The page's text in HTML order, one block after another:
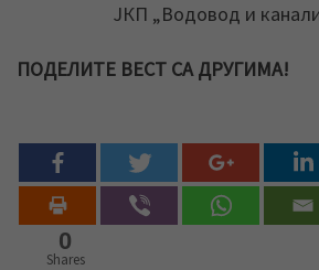
ЈКП „Водовод и
ПОДЕЛИТЕ ВЕСТ СА ДРУГИМА!
0
Shares